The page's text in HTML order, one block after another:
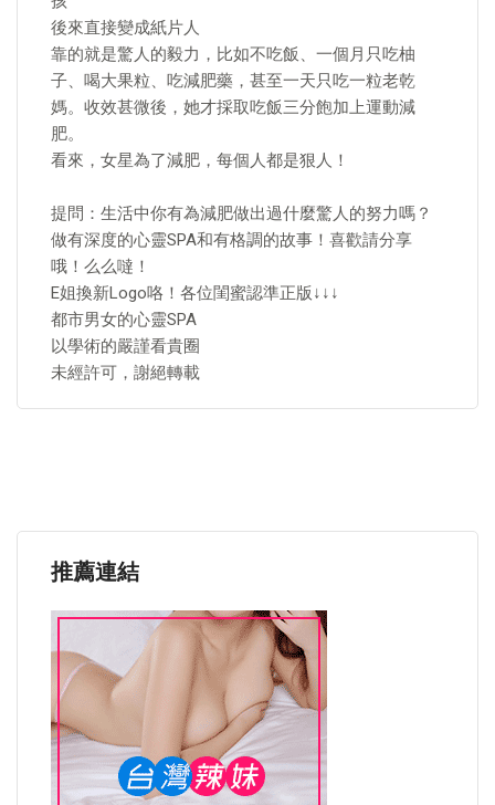
後來直接變成紙片人
靠的就是驚人的毅力，比如不吃飯、一個月只吃柚
子、喝大果粒、吃減肥藥，甚至一天只吃一粒老乾
媽。收效甚微後，她才採取吃飯三分飽加上運動減
肥。
看來，女星為了減肥，每個人都是狠人！
提問：生活中你有為減肥做出過什麼驚人的努力嗎？
做有深度的心靈SPA和有格調的故事！喜歡請分享
哦！么么噠！
E姐換新Logo咯！各位閨蜜認準正版↓↓↓
都市男女的心靈SPA
以學術的嚴謹看貴圈
未經許可，謝絕轉載
推薦連結